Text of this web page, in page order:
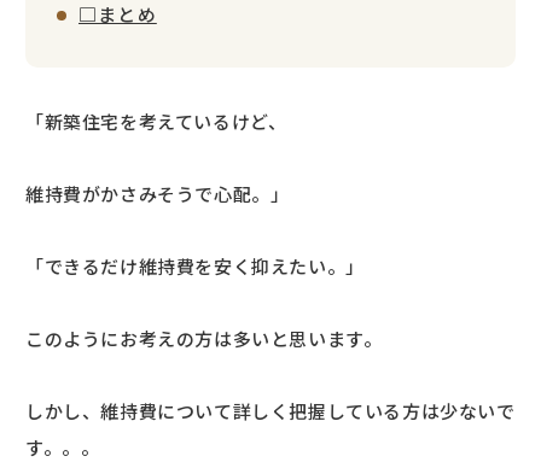
□まとめ
「新築住宅を考えているけど、
維持費がかさみそうで心配。」
「できるだけ維持費を安く抑えたい。」
このようにお考えの方は多いと思います。
しかし、維持費について詳しく把握している方は少ないで
す。。。